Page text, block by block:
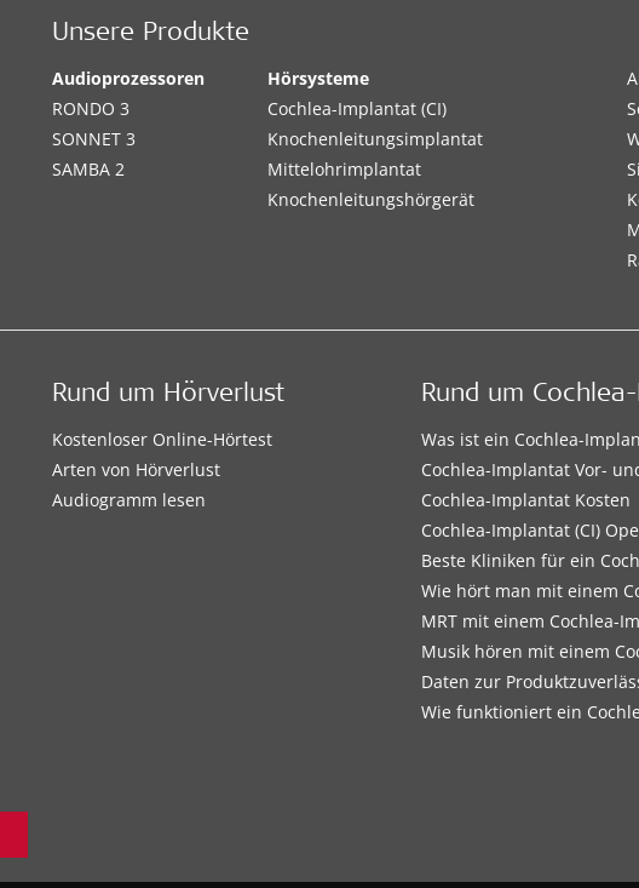
Unsere Produkte
Audioprozessoren
RONDO 3
SONNET 3
SAMBA 2
Hörsysteme
Cochlea-Implantat (CI)
Knochenleitungsimplantat
Mittelohrimplantat
Knochenleitungshörgerät
Rund um Hörverlust
Kostenloser Online-Hörtest
Arten von Hörverlust
Audiogramm lesen
Rund um
Was ist ein Cochlea-
Cochlea-Implantat Vor-
Cochlea-Implantat Kosten
Cochlea-Implantat (CI)
Beste Kliniken für ein
Wie hört man mit einem
MRT mit einem Cochlea-
Musik hören mit einem
Daten zur
Wie funktioniert ein